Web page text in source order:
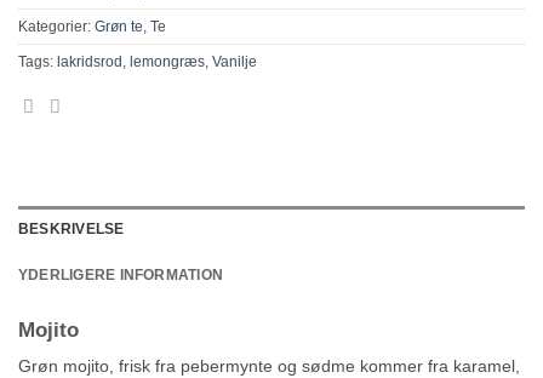
Kategorier: Grøn te Te
Tags: lakridsrod lemongræs Vanilje
BESKRIVELSE
YDERLIGERE INFORMATION
Mojito
Grøn mojito, frisk fra pebermynte og sødme kommer fra karamel,